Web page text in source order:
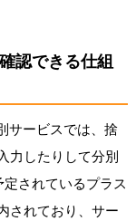
認できる仕組
サービスでは、捨
力したりして分別
されているプラス
されており、サー